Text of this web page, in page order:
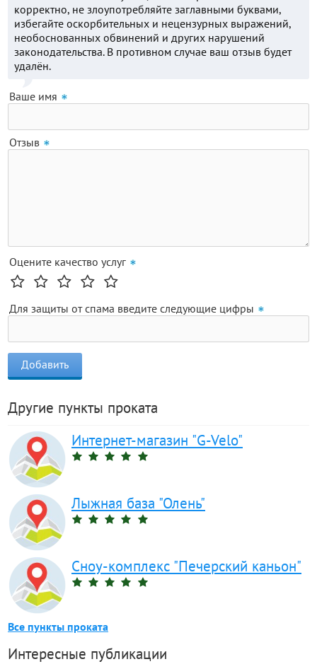
корректно, не злоупотребляйте заглавными буквами,
избегайте оскорбительных и нецензурных выражений,
необоснованных обвинений и других нарушений
законодательства. В противном случае ваш отзыв будет
удалён.
Ваше имя
Отзыв
Оцените качество услуг
Для защиты от спама введите следующие цифры
Другие пункты проката
Интернет-магазин "G-Velo"
Лыжная база "Олень"
Сноу-комплекс "Печерский каньон"
Все пункты проката
Интересные публикации